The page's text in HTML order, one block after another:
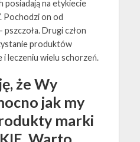
posiadają na etykiecie
Pochodzi on od
pszczoła. Drugi człon
produktów
leczeniu wielu schorzeń.
że Wy
jak my
marki
Warto